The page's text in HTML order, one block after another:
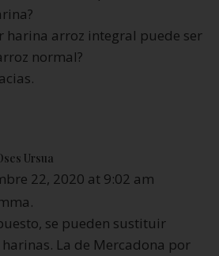
harina arroz integral puede ser
normal?
Ursua
22, 2020 at 9:02 am
se pueden sustituir
La de Mercadona por